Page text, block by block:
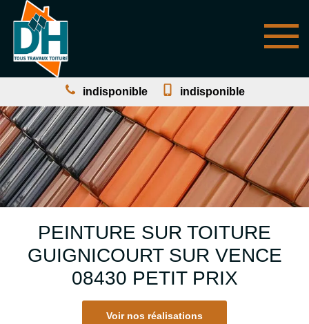
indisponible indisponible
PEINTURE SUR TOITURE
GUIGNICOURT SUR VENCE
08430 PETIT PRIX
Voir nos réalisations